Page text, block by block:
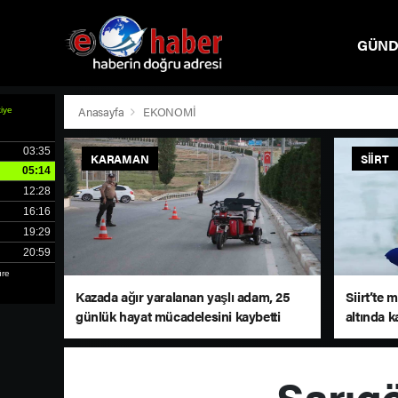
Anasayfa EKONOMİ
KARAMAN
Kazada ağır yaralanan yaşlı adam, 25
günlük hayat mücadelesini kaybetti
SIIRT
Siirt’te
altında